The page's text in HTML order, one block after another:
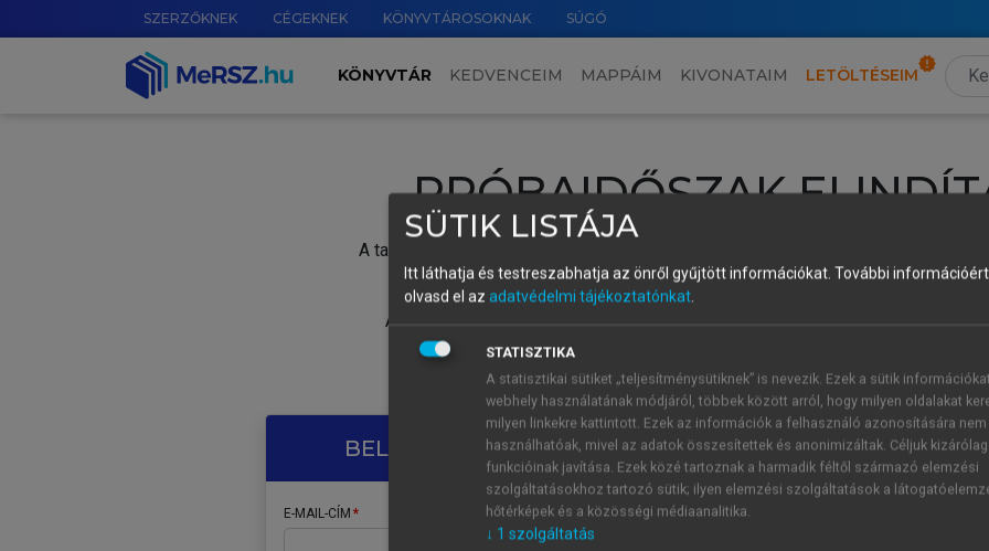
SZERZŐKNEK CÉGEKNEK KÖNYVTÁROSOKNAK SÚGÓ
KÖNYVTÁR KEDVENCEIM MAPPÁIM KIVONATAIM LETÖLTÉSEIM
PRÓBAIDŐSZAK
A tartalom megtekintéséhez lépj be a saját fiókoddal, iskolai azonosítóddal vagy
Új felhasználóként1 óra díjmentes hozzáférésrevagy
A próbaidőszak elindításához,
vagy hozz
A regisztráció után a
BELÉPÉS SAJÁT FIÓKKAL
E-MAIL-CÍM
ÚJ FIÓK
1 óra
SÜTIK LISTÁJA
Itt láthatja és testreszabhatja az önről gyűjtött információkat. További
olvasd el az adatvédelmi tájékoztatónkat.
STATISZTIKA
A statisztikai sütiket „teljesítménysütiknek” is nevezik. Ezek a sütik
webhely használatának módjáról, többek között arról, hogy milyen oldalakat
milyen linkekre kattintott. Ezek az információk a felhasználó azonosítására nem
használhatóak, mivel az adatok összesítettek és anonimizáltak. Céljuk
funkcióinak javítása. Ezek közé tartoznak a harmadik féltől származó elemzési
szolgáltatásokhoz tartozó sütik; ilyen elemzési szolgáltatások a
hőtérképek és a közösségi médiaanalitika.
↓ 1 szolgáltatás